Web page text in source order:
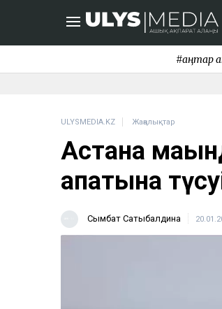
#қаңтар
ULYSMEDIA.KZ Жаңалықтар
Астана
апатына
Сымбат Сатыбалдина